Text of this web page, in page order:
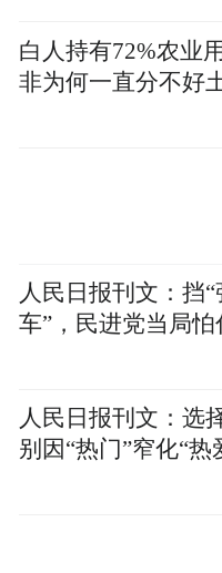
AEB 系统。
上述L2强标中还
白人持有72%农业
非为何一直分不好
人民日报刊文：挡
车”，民进党当局怕
人民日报刊文：选
别因“热门”窄化“热